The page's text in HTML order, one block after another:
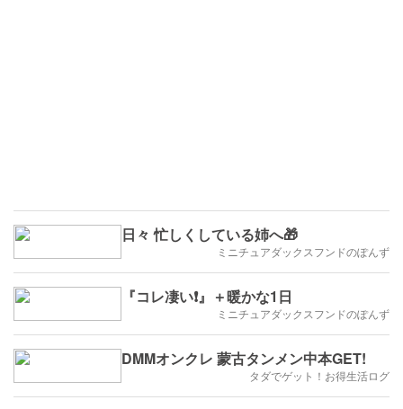
日々 忙しくしている姉へ🎁
ミニチュアダックスフンドのぽんず
『コレ凄い❗』＋暖かな1日
ミニチュアダックスフンドのぽんず
DMMオンクレ 蒙古タンメン中本GET!
タダでゲット！お得生活ログ